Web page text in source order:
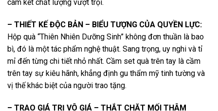
cam kết chất lượng vượt trội.
– THIẾT KẾ ĐỘC BẢN – BIỂU TƯỢNG CỦA QUYỀN LỰC:
Hộp quà “Thiên Nhiên Dưỡng Sinh” không đơn thuần là bao
bì, đó là một tác phẩm nghệ thuật. Sang trọng, uy nghi và tỉ
mỉ đến từng chi tiết nhỏ nhất. Cầm set quà trên tay là cầm
trên tay sự kiêu hãnh, khẳng định gu thẩm mỹ tinh tường và
vị thế khác biệt của người trao tặng.
– TRAO GIÁ TRỊ VÔ GIÁ – THẮT CHẶT MỐI THÂM